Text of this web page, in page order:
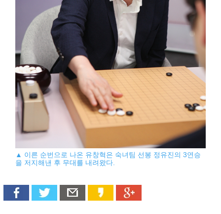
▲ 이른 순번으로 나온 유창혁은 숙녀팀 선봉 정유진의 3연승
을 저지해낸 후 무대를 내려왔다.